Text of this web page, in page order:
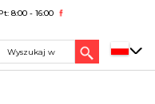
8:00 - 16:00